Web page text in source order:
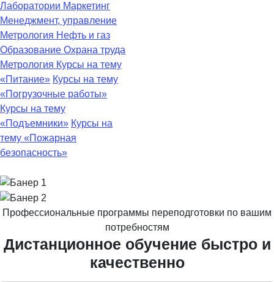
Лаборатории Маркетинг
Менеджмент, управление
Метрология Нефть и газ
Образование Охрана труда
Метрология Курсы на тему
«Питание» Курсы на тему
«Погрузочные работы»
Курсы на тему
«Подъемники» Курсы на
тему «Пожарная
безопасность»
Профессиональные программы переподготовки по вашим
потребностям
Дистанционное обучение быстро и
качественно